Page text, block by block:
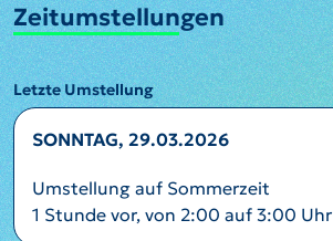
Zeitumstellungen
Letzte Umstellung
SONNTAG, 29.03.2026
Umstellung auf Sommerzeit
1 Stunde vor, von 2:00 auf 3:00 Uhr